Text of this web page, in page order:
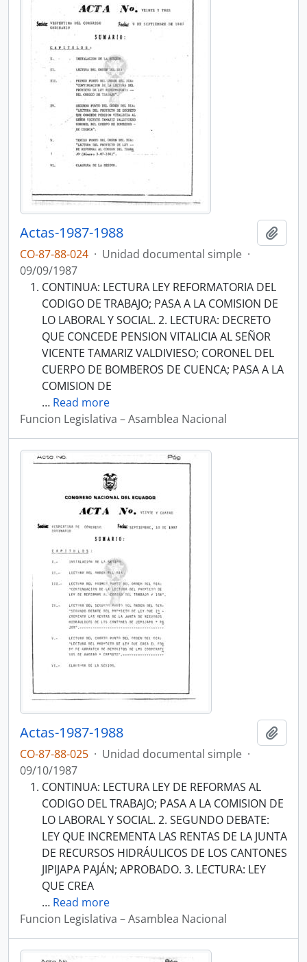
Actas-1987-1988
CO-87-88-024 · Unidad documental simple ·
09/09/1987
CONTINUA: LECTURA LEY REFORMATORIA DEL
CODIGO DE TRABAJO; PASA A LA COMISION DE
LO LABORAL Y SOCIAL. 2. LECTURA: DECRETO
QUE CONCEDE PENSION VITALICIA AL SEÑOR
VICENTE TAMARIZ VALDIVIESO; CORONEL DEL
CUERPO DE BOMBEROS DE CUENCA; PASA A LA
COMISION DE
… Read more
Funcion Legislativa – Asamblea Nacional
Actas-1987-1988
CO-87-88-025 · Unidad documental simple ·
09/10/1987
CONTINUA: LECTURA LEY DE REFORMAS AL
CODIGO DEL TRABAJO; PASA A LA COMISION DE
LO LABORAL Y SOCIAL. 2. SEGUNDO DEBATE:
LEY QUE INCREMENTA LAS RENTAS DE LA JUNTA
DE RECURSOS HIDRÁULICOS DE LOS CANTONES
JIPIJAPA PAJÁN; APROBADO. 3. LECTURA: LEY
QUE CREA
… Read more
Funcion Legislativa – Asamblea Nacional